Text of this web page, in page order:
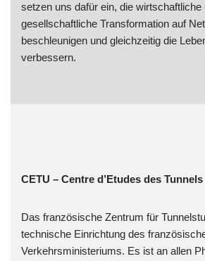
setzen uns dafür ein, die wirtschaftliche
gesellschaftliche Transformation auf
beschleunigen und gleichzeitig die
verbessern.
CETU – Centre d’Etudes des Tunnels
Das französische Zentrum für
technische Einrichtung des
Verkehrsministeriums. Es ist an allen